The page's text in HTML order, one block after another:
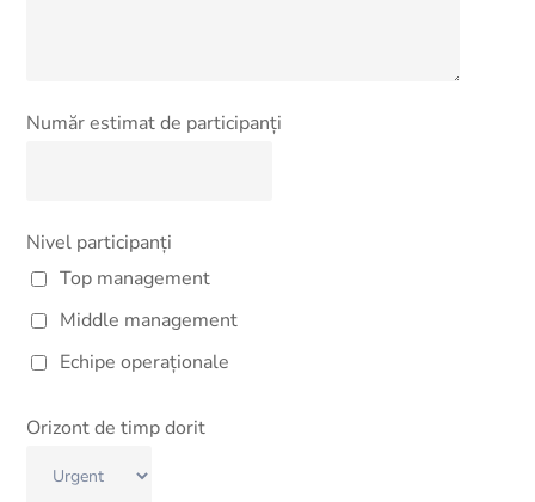
Număr estimat de participanți
Nivel participanți
Top management
Middle management
Echipe operaționale
Orizont de timp dorit